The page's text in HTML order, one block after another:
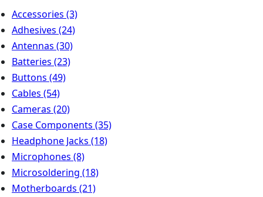
Accessories (3)
Adhesives (24)
Antennas (30)
Batteries (23)
Buttons (49)
Cables (54)
Cameras (20)
Case Components (35)
Headphone Jacks (18)
Microphones (8)
Microsoldering (18)
Motherboards (21)